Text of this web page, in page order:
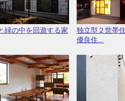
緑の中を回遊する家
独立型２世帯
優良住...